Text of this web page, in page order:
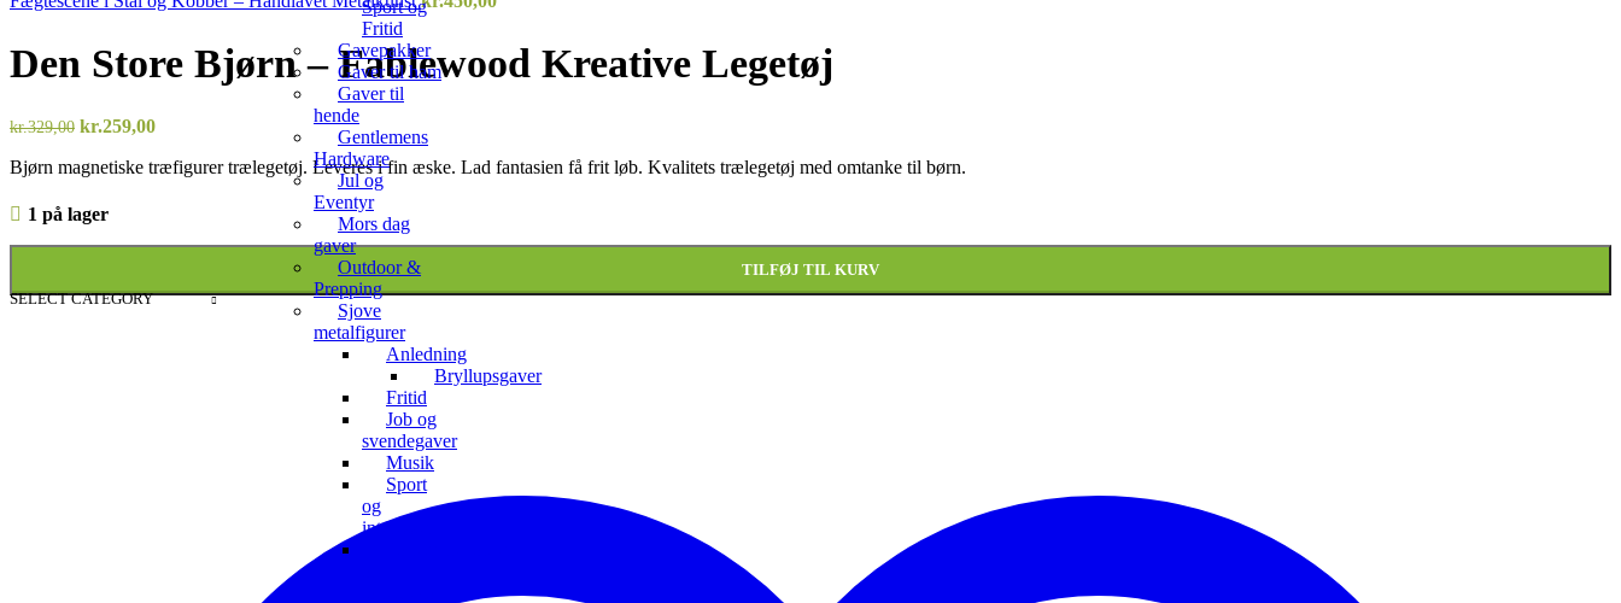
SELECT CATEGORY
Sport og
Fritid
Gavepakker
Gaver til ham
Gaver til
hende
Gentlemens
Hardware
Jul og
Eventyr
Mors dag
gaver
Outdoor &
Prepping
Sjove
metalfigurer
Anledning
Bryllupsgaver
Fritid
Job og
svendegaver
Musik
Sport
og
interesser
Den Store Bjørn – Fablewood Kreative Legetøj
kr.329,00 Den
pris
kr.329,00.
kr.259,00Den
pris
Bjørn magnetiske træfigurer trælegetøj. Leveres i fin æske. Lad fantasien få frit løb. Kvalitets trælegetøj med omtanke til børn.
1 på lager
TILFØJ TIL KURV